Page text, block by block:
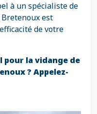
à un spécialiste de
Bretenoux est
de votre
pour la vidange de
? Appelez-